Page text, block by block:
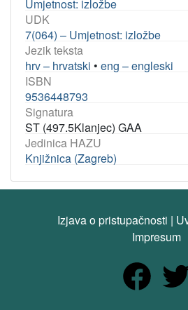
Umjetnost: izložbe
UDK
7(064) – Umjetnost: izložbe
Jezik teksta
hrv – hrvatski • eng – engleski
ISBN
9536448793
Signatura
ST (497.5Klanjec) GAA
Jedinica HAZU
Knjižnica (Zagreb)
Izjava o pristupačnosti |
Impresum